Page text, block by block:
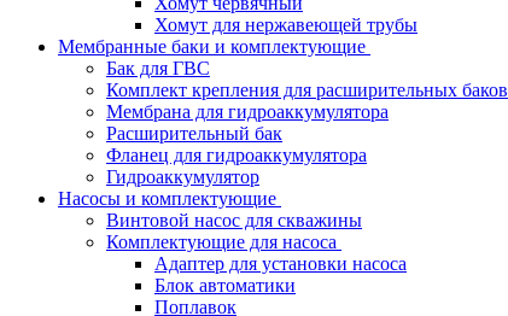
Хомут для нержавеющей трубы
Мембранные баки и комплектующие
Бак для ГВС
Комплект крепления для расширительных баков
Мембрана для гидроаккумулятора
Расширительный бак
Фланец для гидроаккумулятора
Гидроаккумулятор
Насосы и комплектующие
Винтовой насос для скважины
Комплектующие для насоса
Адаптер для установки насоса
Блок автоматики
Поплавок